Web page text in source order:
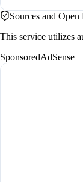
Sources and Open
This service utilizes
SponsoredAdSense